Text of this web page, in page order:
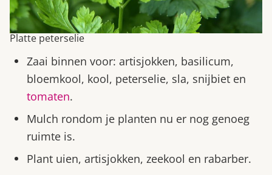
Platte peterselie
Zaai binnen voor: artisjokken, basilicum,
bloemkool, kool, peterselie, sla, snijbiet en
tomaten.
Mulch rondom je planten nu er nog genoeg
ruimte is.
Plant uien, artisjokken, zeekool en rabarber.